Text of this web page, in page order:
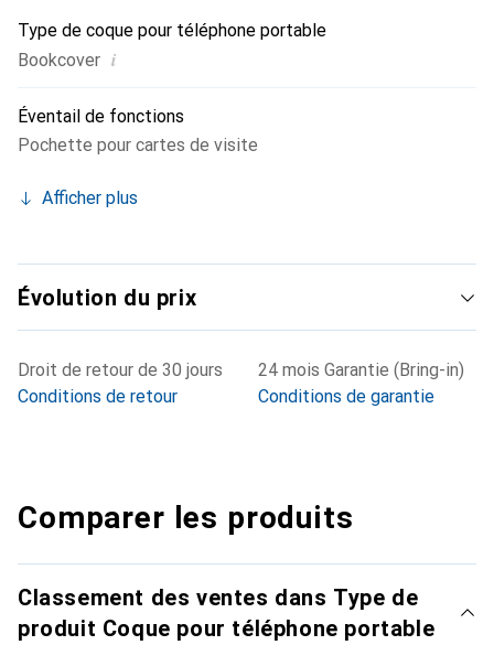
Type de coque pour téléphone portable
Bookcover i
Éventail de fonctions
Pochette pour cartes de visite
Afficher plus
Évolution du prix
Droit de retour de 30 jours
Conditions de retour
24 mois Garantie (Bring-in)
Conditions de garantie
Comparer les produits
Classement des ventes dans Type de
produit Coque pour téléphone portable